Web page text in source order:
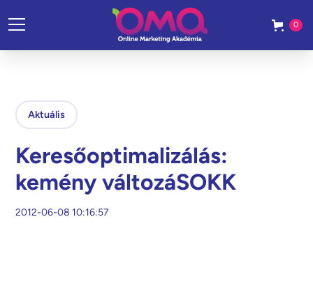
0
Aktuális
Keresőoptimalizálás:
kemény változáSOKK
2012-06-08 10:16:57